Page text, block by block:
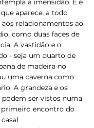
a imensidão. E é
aparece, a todo
relacionamentos ao
como duas faces de
A vastidão e o
- seja um quarto de
de madeira no
uma caverna como
A grandeza e os
podem ser vistos numa
primeiro encontro do